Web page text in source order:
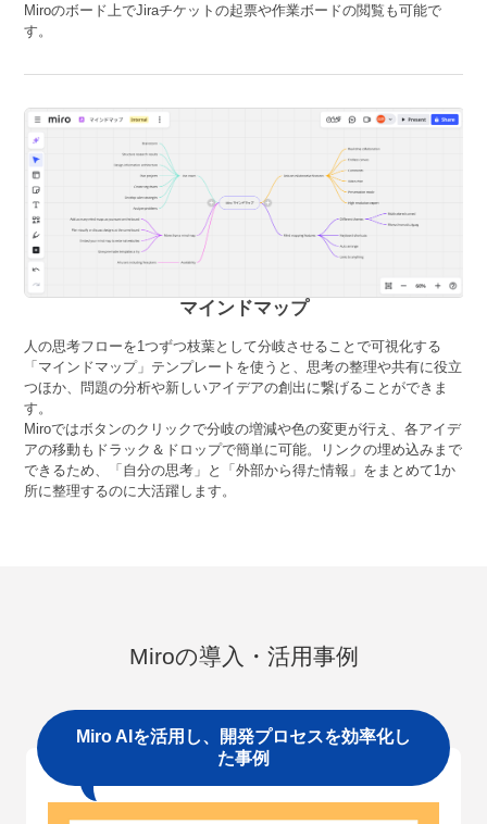
Miroのボード上でJiraチケットの起票や作業ボードの閲覧も可能で
す。
マインドマップ
人の思考フローを1つずつ枝葉として分岐させることで可視化する
「マインドマップ」テンプレートを使うと、思考の整理や共有に役立
つほか、問題の分析や新しいアイデアの創出に繋げることができま
す。
Miroではボタンのクリックで分岐の増減や色の変更が行え、各アイデ
アの移動もドラック＆ドロップで簡単に可能。リンクの埋め込みまで
できるため、「自分の思考」と「外部から得た情報」をまとめて1か
所に整理するのに大活躍します。
Miroの導入・活用事例
Miro AIを活⽤し、開発プロセスを効率化し
た事例